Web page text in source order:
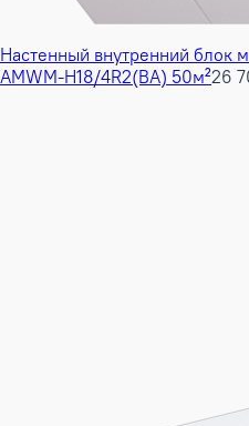
Настенный внутренний блок
AMWM-H18/4R2(BA) 50м²26